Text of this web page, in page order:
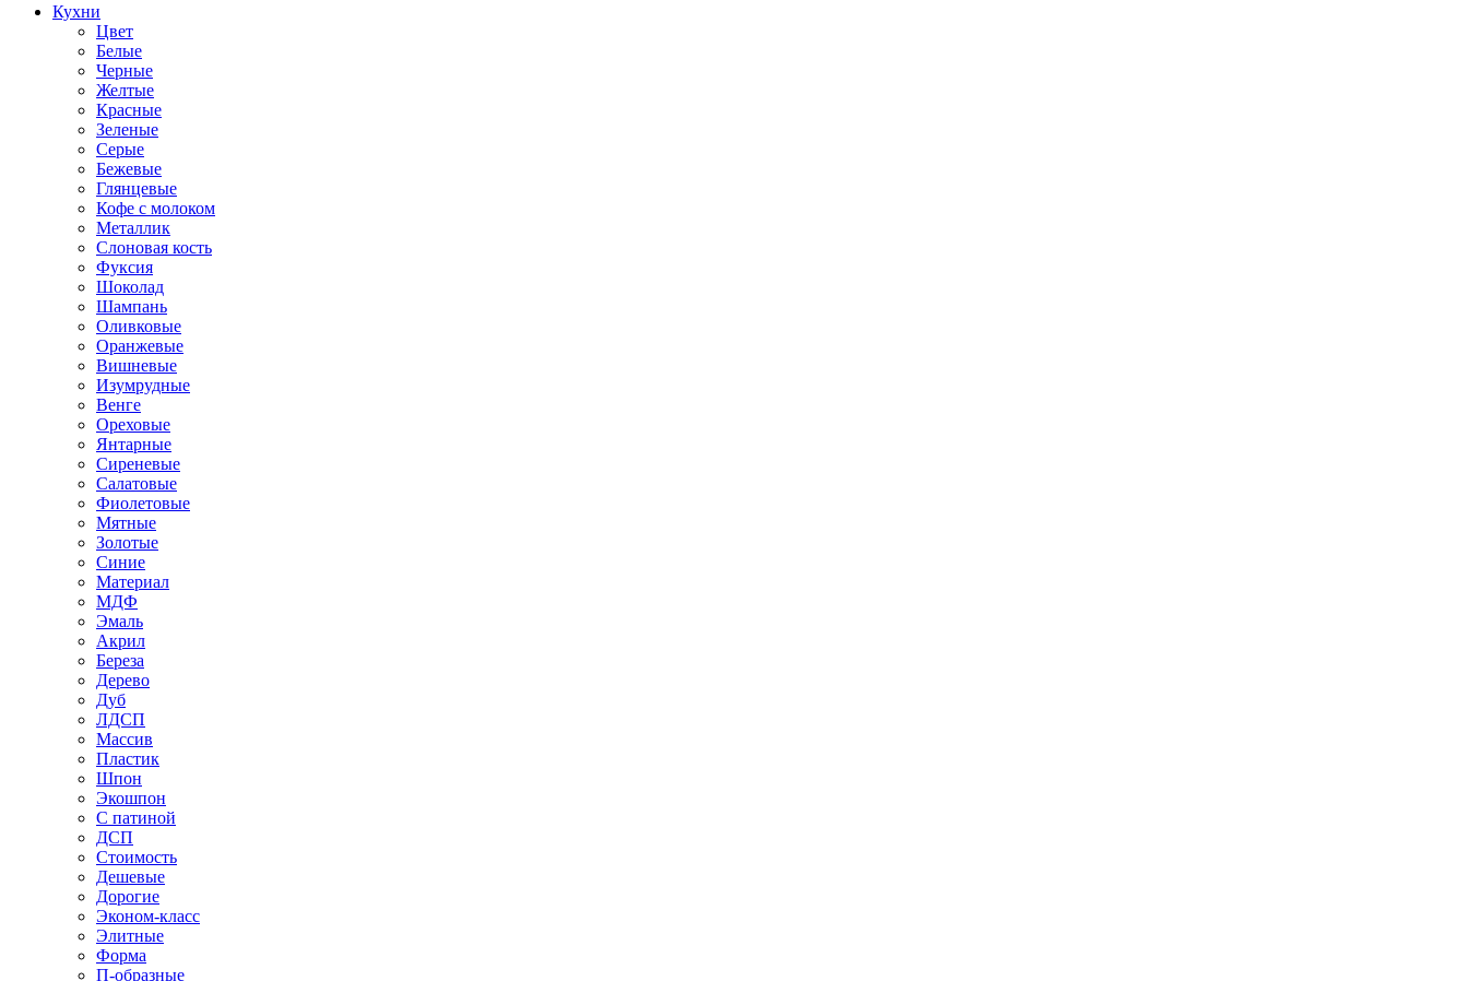
Кухни
Цвет
Белые
Черные
Желтые
Красные
Зеленые
Серые
Бежевые
Глянцевые
Кофе с молоком
Металлик
Слоновая кость
Фуксия
Шоколад
Шампань
Оливковые
Оранжевые
Вишневые
Изумрудные
Венге
Ореховые
Янтарные
Сиреневые
Салатовые
Фиолетовые
Мятные
Золотые
Синие
Материал
МДФ
Эмаль
Акрил
Береза
Дерево
Дуб
ЛДСП
Массив
Пластик
Шпон
Экошпон
С патиной
ДСП
Стоимость
Дешевые
Дорогие
Эконом-класс
Элитные
Форма
П-образные